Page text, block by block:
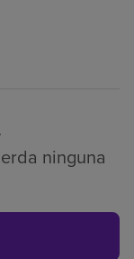
ninguna